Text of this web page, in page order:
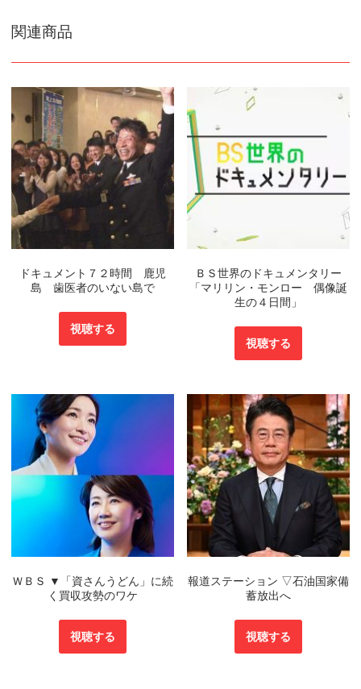
関連商品
ドキュメント７２時間 鹿児
島 歯医者のいない島で
視聴する
ＢＳ世界のドキュメンタリー
「マリリン・モンロー 偶像誕
生の４日間」
視聴する
ＷＢＳ ▼「資さんうどん」に続
く買収攻勢のワケ
視聴する
報道ステーション ▽石油国家備
蓄放出へ
視聴する